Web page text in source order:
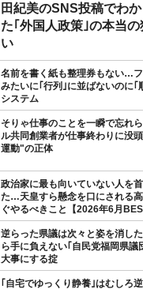
田紀美のSNS投稿でわ
た｢外国人政策｣の本当の
い
名前を書く紙も整理券もない…
みたいに｢行列｣に並ばないのに｢
システム
そりゃ仕事のことを一瞬で忘れ
ル共同創業者が仕事終わりに没
運動"の正体
政治家に最も向いていない人を
た…天皇すら懸念を口にされる
ぐやるべきこと【2026年6月
逆らった県議は次々と姿を消し
ら手に負えない｢自民党福岡県議
大事にする掟
｢自宅でゆっくり静養｣はむしろ